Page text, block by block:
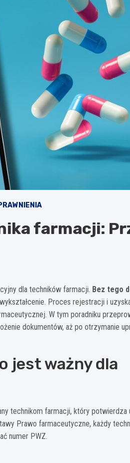
farmacji:
dla techników farmacji. Bez tego
Proces rejestracji i
W tym poradniku
dokumentów, aż po otrzymanie
jest ważny dla
technikom farmacji, który potwierdza
Prawo farmaceutyczne, każdy
numer PWZ.